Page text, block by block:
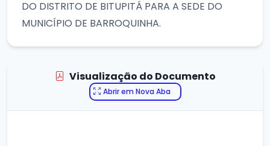
DO DISTRITO DE BITUPITÁ PARA A SEDE DO
MUNICÍPIO DE BARROQUINHA.
Visualização do Documento
Abrir em Nova Aba